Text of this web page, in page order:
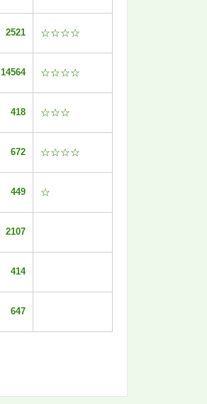
2521 ☆☆☆☆
14564 ☆☆☆☆
418 ☆☆☆
672 ☆☆☆☆
449 ☆
2107
414
647